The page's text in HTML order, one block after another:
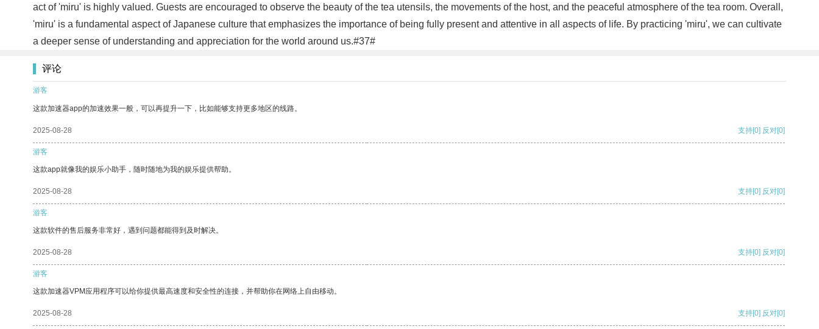
act of 'miru' is highly valued. Guests are encouraged to observe the beauty of the tea utensils, the movements of the host, and the peaceful atmosphere of the tea room. Overall,
'miru' is a fundamental aspect of Japanese culture that emphasizes the importance of being fully present and attentive in all aspects of life. By practicing 'miru', we can cultivate
a deeper sense of understanding and appreciation for the world around us.#37#
评论
游客
这款加速器app的加速效果一般，可以再提升一下，比如能够支持更多地区的线路。
2025-08-28 支持[0] 反对[0]
游客
这款app就像我的娱乐小助手，随时随地为我的娱乐提供帮助。
2025-08-28 支持[0] 反对[0]
游客
这款软件的售后服务非常好，遇到问题都能得到及时解决。
2025-08-28 支持[0] 反对[0]
游客
这款加速器VPM应用程序可以给你提供最高速度和安全性的连接，并帮助你在网络上自由移动。
2025-08-28 支持[0] 反对[0]